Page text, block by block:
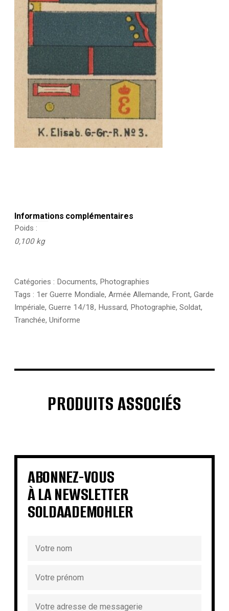
Informations complémentaires
Poids
0,100 kg
Catégories : Documents, Photographies
Tags : 1er Guerre Mondiale, Armée Allemande, Front, Garde
Impériale, Guerre 14/18, Hussard, Photographie, Soldat,
Tranchée, Uniforme
PRODUITS ASSOCIÉS
€
€ € €
€ €
ABONNEZ-VOUS
À LA NEWSLETTER
SOLDAADEMOHLER